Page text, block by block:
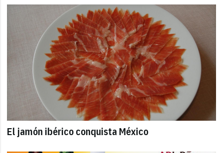
El jamón ibérico conquista México